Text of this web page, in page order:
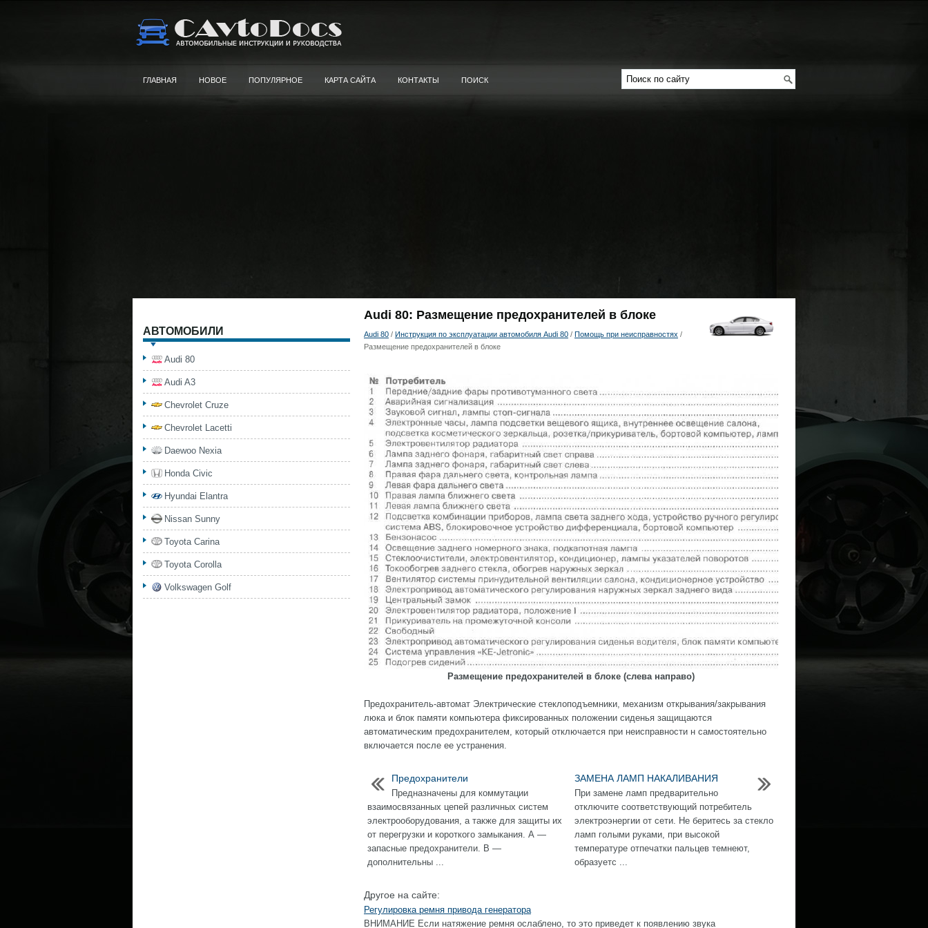
ГЛАВНАЯ НОВОЕ ПОПУЛЯРНОЕ КАРТА САЙТА КОНТАКТЫ ПОИСК
Audi 80: Размещение предохранителей в блоке
Audi 80 / Инструкция по эксплуатации автомобиля Audi 80 / Помощь при неисправностях /
Размещение предохранителей в блоке
Размещение предохранителей в блоке (слева направо)
Предохранитель-автомат Электрические стеклоподъемники, механизм открывания/закрывания
люка и блок памяти компьютера фиксированных положении сиденья защищаются
автоматическим предохранителем, который отключается при неисправности н самостоятельно
включается после ее устранения.
Предохранители
Предназначены для коммутации
взаимосвязанных цепей различных систем
электрооборудования, а также для защиты их
от перегрузки и короткого замыкания. А —
запасные предохранители. В —
дополнительны ...
ЗАМЕНА ЛАМП НАКАЛИВАНИЯ
При замене ламп предварительно
отключите соответствующий потребитель
электроэнергии от сети. Не беритесь за стекло
ламп голыми руками, при высокой
температуре отпечатки пальцев темнеют,
образуетс ...
Другое на сайте:
Регулировка ремня привода генератора
ВНИМАНИЕ Если натяжение ремня ослаблено, то это приведет к появлению звука
АВТОМОБИЛИ
Audi 80
Audi A3
Chevrolet Cruze
Chevrolet Lacetti
Daewoo Nexia
Honda Civic
Hyundai Elantra
Nissan Sunny
Toyota Carina
Toyota Corolla
Volkswagen Golf